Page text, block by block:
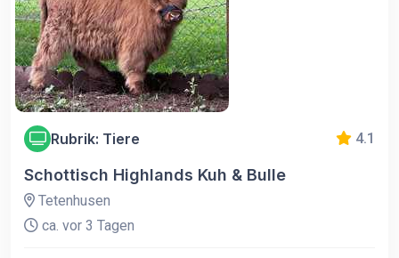
Rubrik: Tiere 4.1
Schottisch Highlands Kuh & Bulle
Tetenhusen
ca. vor 3 Tagen